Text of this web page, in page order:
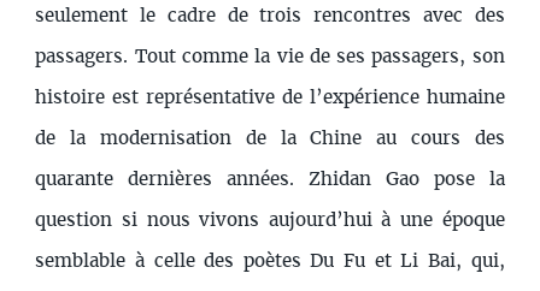
seulement le cadre de trois rencontres avec des
passagers. Tout comme la vie de ses passagers, son
histoire est représentative de l’expérience humaine
de la modernisation de la Chine au cours des
quarante dernières années. Zhidan Gao pose la
question si nous vivons aujourd’hui à une époque
semblable à celle des poètes Du Fu et Li Bai, qui,